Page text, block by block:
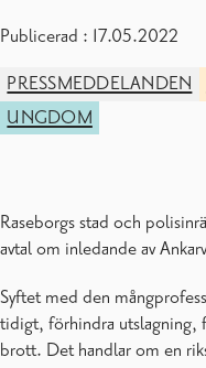
Publicerad : 17.05.2022
PRESSMEDDELANDEN
UNGDOM
Raseborgs stad och
avtal om inledande av
Syftet med den
tidigt, förhindra utslagning,
brott. Det handlar om en